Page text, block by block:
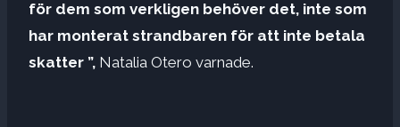
för dem som verkligen behöver det, inte som
har monterat strandbaren för att inte betala
skatter ”, Natalia Otero varnade.